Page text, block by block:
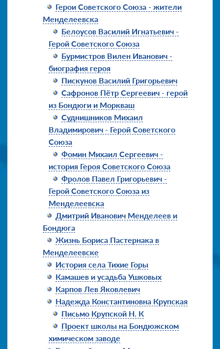
Герои Советского Союза - жители
Менделеевска
Белоусов Василий Игнатьевич -
Герой Советского Союза
Бурмистров Вилен Иванович -
биография героя
Пискунов Василий Григорьевич
Сафронов Пётр Сергеевич - герой
из Бондюги и Моркваш
Суднишников Михаил
Владимирович - Герой Советского
Союза
Фомин Михаил Сергеевич -
история Героя Советского Союза
Фролов Павел Григорьевич -
Герой Советского Союза из
Менделеевска
Дмитрий Иванович Менделеев и
Бондюга
Жизнь Бориса Пастернака в
Менделеевске
История села Тихие Горы
Камашев и усадьба Ушковых
Карпов Лев Яковлевич
Надежда Константиновна Крупская
Письмо Крупской Н. К
Проект школы на Бондюжском
химическом заводе